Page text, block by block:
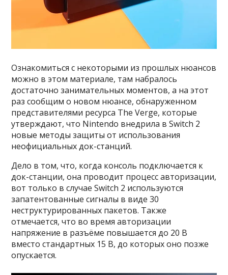
Ознакомиться с некоторыми из прошлых нюансов
можно в этом материале, там набралось
достаточно занимательных моментов, а на этот
раз сообщим о новом нюансе, обнаруженном
представителями ресурса The Verge, которые
утверждают, что Nintendo внедрила в Switch 2
новые методы защиты от использования
неофициальных док-станций.
Дело в том, что, когда консоль подключается к
док-станции, она проводит процесс авторизации,
вот только в случае Switch 2 используются
запатентованные сигналы в виде 30
неструктурированных пакетов. Также
отмечается, что во время авторизации
напряжение в разъёме повышается до 20 В
вместо стандартных 15 В, до которых оно позже
опускается.